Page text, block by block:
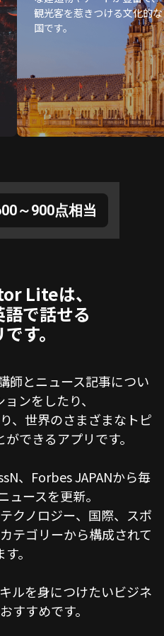
観光客を惹きつける文化的な
国です。
～900点相当
Liteは、
で話せる
す。
とニュース記事につい
ンをしたり、
、世界のさまざまなトピ
できるアプリです。
、Forbes JAPANから毎
ュースを更新。
クノロジー、国際、スポ
テゴリーから構成されて
。
ルを身につけたいビジネ
すすめです。